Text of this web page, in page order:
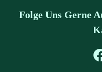
Folge Uns Gerne